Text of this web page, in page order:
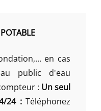
en cas
public d'eau
: Un seul
24 :Téléphonez